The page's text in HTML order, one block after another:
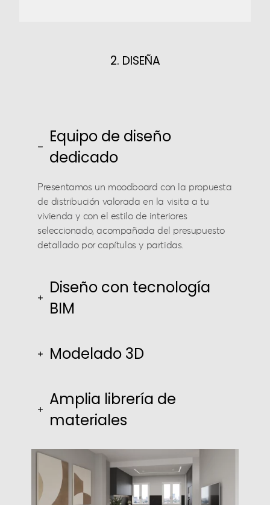
2. DISEÑA
Equipo de diseño
dedicado
Presentamos un moodboard con la propuesta
de distribución valorada en la visita a tu
vivienda y con el estilo de interiores
seleccionado, acompañada del presupuesto
detallado por capítulos y partidas.
Diseño con tecnología
BIM
Modelado 3D
Amplia librería de
materiales